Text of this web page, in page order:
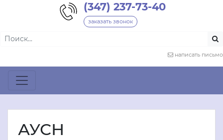
(347) 237-73-40
заказать звонок
написать письмо
АУСН